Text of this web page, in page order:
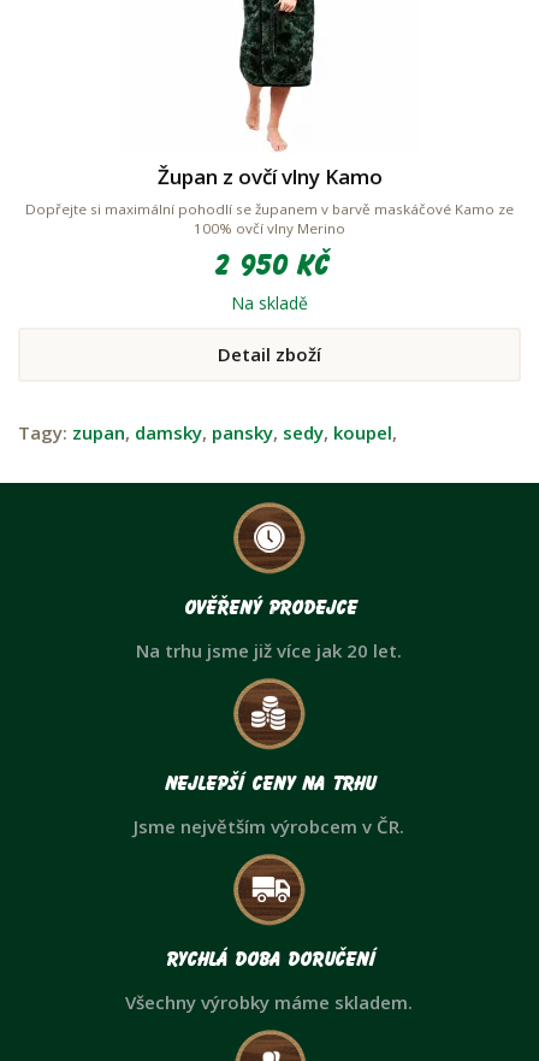
Župan z ovčí vlny Kamo
Dopřejte si maximální pohodlí se županem v barvě maskáčové Kamo ze
100% ovčí vlny Merino
2 950 Kč
Na skladě
Detail zboží
Tagy: zupan, damsky, pansky, sedy, koupel,
Ověřený prodejce
Na trhu jsme již více jak 20 let.
Nejlepší ceny na trhu
Jsme největším výrobcem v ČR.
Rychlá doba doručení
Všechny výrobky máme skladem.